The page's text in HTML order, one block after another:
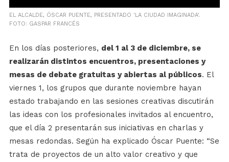
EL ALCALDE, ÓSCAR PUENTE, PRESENTADO 'LA CIUDAD IMAGINADA'.
FOTO: GASPAR FRANCÉS
En los días posteriores, del 1 al 3 de diciembre, se
realizarán distintos encuentros, presentaciones y
mesas de debate gratuitas y abiertas al públicos. El
viernes 1, los grupos que durante noviembre hayan
estado trabajando en las sesiones creativas discutirán
las ideas con los profesionales invitados al encuentro,
que el día 2 presentarán sus iniciativas en charlas y
mesas redondas. Según ha explicado Óscar Puente: “Se
trata de proyectos de un alto valor creativo y que